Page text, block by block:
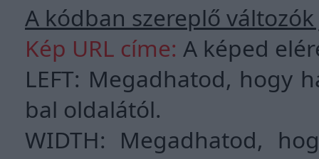
A kódban szereplő
Kép URL címe: A képed
LEFT: Megadhatod, hogy
bal oldalától.
WIDTH: Megadhatod,